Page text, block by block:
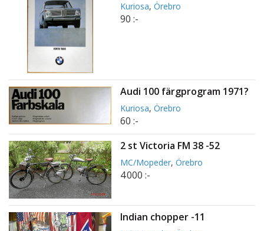
Kuriosa,Örebro
90 :-
Audi 100 färgprogram 1971?
Kuriosa,Örebro
60 :-
2 st Victoria FM 38 -52
MC/Mopeder,Örebro
4 000 :-
Indian chopper -11